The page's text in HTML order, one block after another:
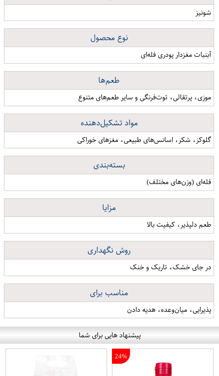
شونیز
نوع محصول
آبنبات مغزدار پودری فله‌ای
طعم‌ها
موزی، پرتقالی، توت‌فرنگی و سایر طعم‌های متنوع
مواد تشکیل‌دهنده
گلوکز، شکر، اسانس‌های طبیعی، مغزهای خوراکی
بسته‌بندی
فله‌ای (وزن‌های مختلف)
مزایا
طعم دلپذیر، کیفیت بالا
روش نگهداری
در جای خشک، تاریک و خنک
مناسب برای
پذیرایی، میان‌وعده، هدیه دادن
پیشنهاد هایی برای شما
24%